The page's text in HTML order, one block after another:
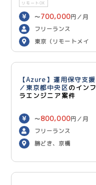
リモートOK
〜700,000円／月
フリーランス
東京（リモートメイ
ン）
【Azure】運用保守支援
／東京都中央区のインフ
ラエンジニア案件
〜800,000円／月
フリーランス
勝どき、京橋